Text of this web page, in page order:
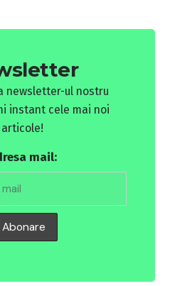
newsletter-ul nostru
instant cele mai noi
articole!
mail: